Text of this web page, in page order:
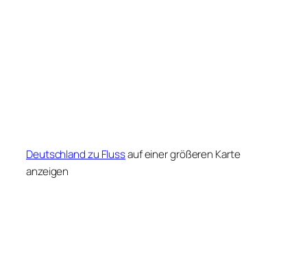
Deutschland zu Flussauf einer größeren Karte
anzeigen